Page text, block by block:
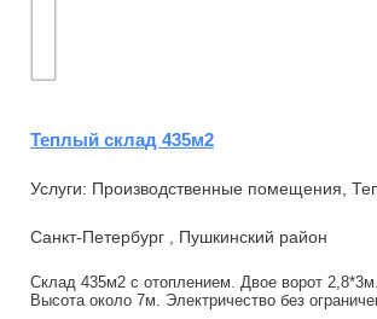
Теплый склад 435м2
Услуги: Производственные помещения,
Санкт-Петербург , Пушкинский район
Склад 435м2 с отоплением. Двое ворот
Высота около 7м. Электричество без